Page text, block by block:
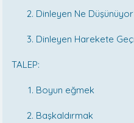
Dinleyen Ne
Dinleyen Harekete
TALEP:
Boyun eğmek
Başkaldırmak